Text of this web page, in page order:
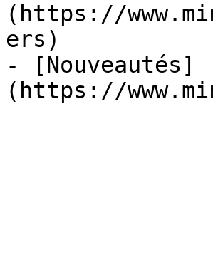
(https://
ers)
- [Nouveautés]